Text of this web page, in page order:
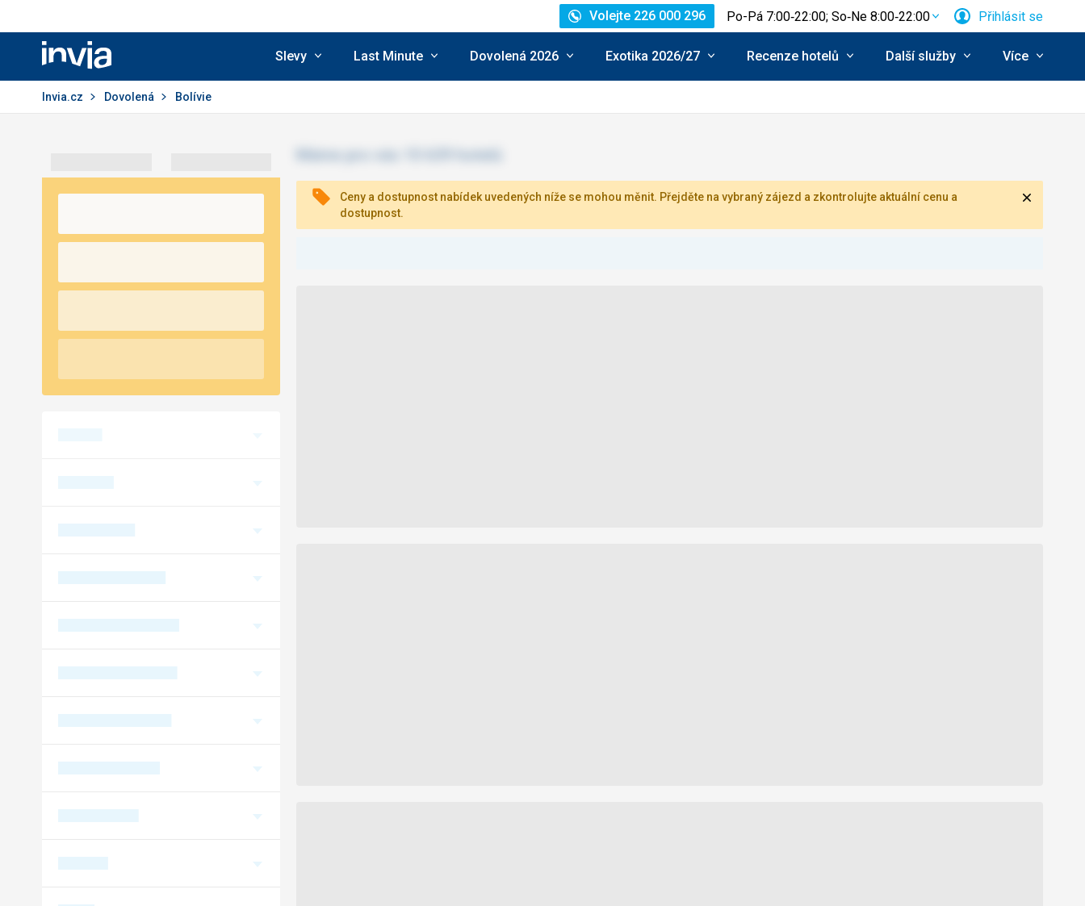
Invia.cz
Volejte 226 000 296 Po-Pá 7:00‑22:00; So‑Ne 8:00‑22:00 Přihlásit se
Slevy Last Minute Dovolená 2026 Exotika 2026/27 Recenze hotelů Další služby Více
Invia.cz Dovolená Bolívie
Ceny a dostupnost nabídek uvedených níže se mohou měnit. Přejděte na vybraný zájezd a zkontrolujte aktuální cenu a
dostupnost.